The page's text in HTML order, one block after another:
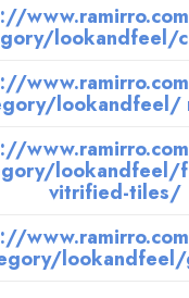
lookandfeel/
lookandfeel/
vitrified-tiles/